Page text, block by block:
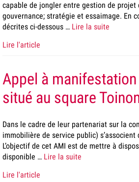
capable de jongler entre gestion de
gouvernance; stratégie et essaimage. En
décrites ci-dessous … Lire la suite
Lire l'article
Appel à
situé au square
Dans le cadre de leur partenariat sur la
immobilière de service public)
L’objectif de cet AMI est de mettre à
disponible … Lire la suite
Lire l'article